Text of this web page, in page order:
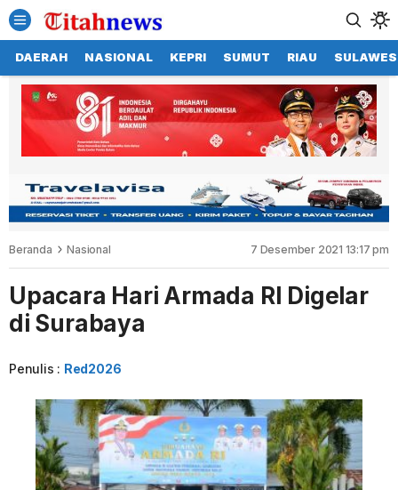
DAERAH NASIONAL KEPRI SUMUT RIAU
Beranda Nasional 7 Desember 2021 13:17 pm
Upacara Hari Armada RI Digelar
di Surabaya
Penulis : Red2026